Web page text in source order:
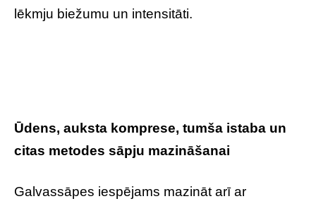
lēkmju biežumu un intensitāti.
Ūdens, auksta komprese, tumša istaba un
citas metodes sāpju mazināšanai
Galvassāpes iespējams mazināt arī ar